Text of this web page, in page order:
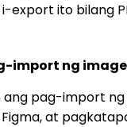
export ito bilang
import ng
ang pag-import
at